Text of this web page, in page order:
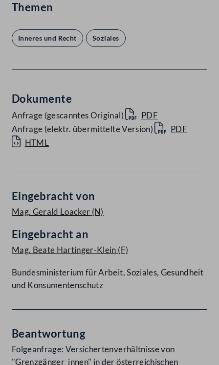
Themen
Inneres und Recht Soziales
Dokumente
Anfrage (gescanntes Original)
PDF
Anfrage (elektr. übermittelte Version)
PDF
HTML
Eingebracht von
Mag. Gerald Loacker (N)
Eingebracht an
Mag. Beate Hartinger-Klein (F)
Bundesministerium für Arbeit, Soziales, Gesundheit
und Konsumentenschutz
Beantwortung
Folgeanfrage: Versichertenverhältnisse von
"Grenzgänger_innen" in der österreichischen